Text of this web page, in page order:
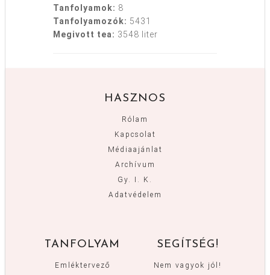
Tanfolyamok: 8
Tanfolyamozók: 5431
Megivott tea: 3548 liter
HASZNOS
Rólam
Kapcsolat
Médiaajánlat
Archívum
Gy. I. K.
Adatvédelem
TANFOLYAM
Emléktervező
SEGÍTSÉG!
Nem vagyok jól!